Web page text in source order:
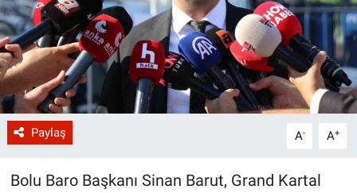
Paylaş A- A+
Bolu Baro Başkanı Sinan Barut, Grand Kartal